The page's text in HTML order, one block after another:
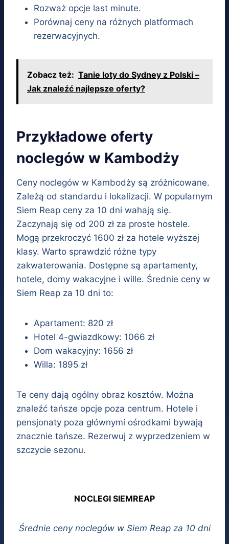
Rozważ opcje last minute.
Porównaj ceny na różnych platformach
rezerwacyjnych.
Zobacz też: Tanie loty do Sydney z Polski –
Jak znaleźć najlepsze oferty?
Przykładowe oferty
noclegów w Kambodży
Ceny noclegów w Kambodży są zróżnicowane.
Zależą od standardu i lokalizacji. W popularnym
Siem Reap ceny za 10 dni wahają się.
Zaczynają się od 200 zł za proste hostele.
Mogą przekroczyć 1600 zł za hotele wyższej
klasy. Warto sprawdzić różne typy
zakwaterowania. Dostępne są apartamenty,
hotele, domy wakacyjne i wille. Średnie ceny w
Siem Reap za 10 dni to:
Apartament: 820 zł
Hotel 4-gwiazdkowy: 1066 zł
Dom wakacyjny: 1656 zł
Willa: 1895 zł
Te ceny dają ogólny obraz kosztów. Można
znaleźć tańsze opcje poza centrum. Hotele i
pensjonaty poza głównymi ośrodkami bywają
znacznie tańsze. Rezerwuj z wyprzedzeniem w
szczycie sezonu.
NOCLEGI SIEMREAP
Średnie ceny noclegów w Siem Reap za 10 dni